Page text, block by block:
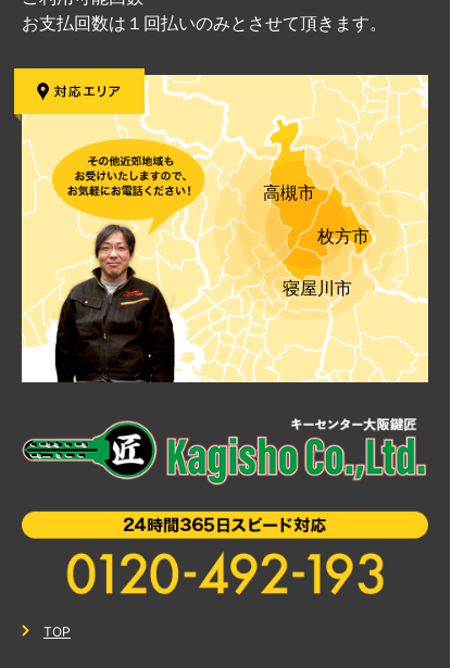
お支払回数は１回払いのみとさせて頂きます。
高槻市
枚方市
寝屋川市
TOP